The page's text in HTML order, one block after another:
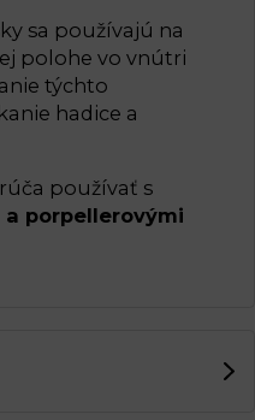
sa používajú na
polohe vo vnútri
týchto
hadice a
používať s
porpellerovými